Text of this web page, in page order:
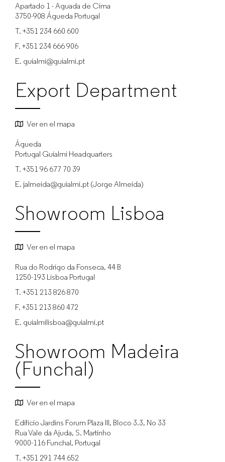
Apartado 1 - Aguada de Cima
3750-908 Águeda Portugal
T. +351 234 660 600
F. +351 234 666 906
E. guialmi@guialmi.pt
Export Department
Ver en el mapa
Águeda
Portugal Guialmi Headquarters
T. +351 96 677 70 39
E. jalmeida@guialmi.pt (Jorge Almeida)
Showroom Lisboa
Ver en el mapa
Rua do Rodrigo da Fonseca, 44 B
1250-193 Lisboa Portugal
T. +351 213 826 870
F. +351 213 860 472
E. guialmilisboa@guialmi.pt
Showroom Madeira
(Funchal)
Ver en el mapa
Edifício Jardins Forum Plaza III, Bloco 3.3, No 33
Rua Vale da Ajuda, S. Martinho
9000-116 Funchal, Portugal
T. +351 291 744 652